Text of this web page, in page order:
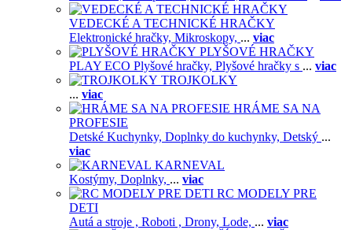
VEDECKÉ A TECHNICKÉ HRAČKY
Elektronické hračky, Mikroskopy, ... viac
PLYŠOVÉ HRAČKY
PLAY ECO Plyšové hračky, Plyšové hračky s ... viac
TROJKOLKY
... viac
HRÁME SA NA
PROFESIE
Detské Kuchynky, Doplnky do kuchynky, Detský ...
viac
KARNEVAL
Kostýmy, Doplnky, ... viac
RC MODELY PRE
DETI
Autá a stroje , Roboti , Drony, Lode, ... viac